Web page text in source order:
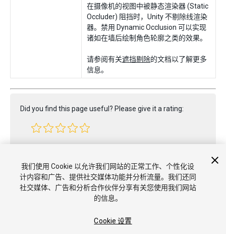
在摄像机的视图中被静态渲染器 (Static
Occluder) 阻挡时，Unity 不剔除线渲染
器。禁用 Dynamic Occlusion 可以实现
诸如在墙后绘制角色轮廓之类的效果。
请参阅有关遮挡剔除的文档以了解更多
信息。
Did you find this page useful? Please give it a rating:
我们使用 Cookie 以允许我们网站的正常工作、个性化设
计内容和广告、提供社交媒体功能并分析流量。我们还同
社交媒体、广告和分析合作伙伴分享有关您使用我们网站
的信息。
Cookie 设置